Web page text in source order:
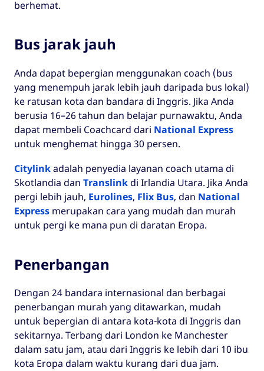
berhemat.
Bus jarak jauh
Anda dapat bepergian menggunakan coach (bus
yang menempuh jarak lebih jauh daripada bus lokal)
ke ratusan kota dan bandara di Inggris. Jika Anda
berusia 16–26 tahun dan belajar purnawaktu, Anda
dapat membeli Coachcard dari National Express
untuk menghemat hingga 30 persen.
Citylinkadalah penyedia layanan coach utama di
Skotlandia dan Translink di Irlandia Utara. Jika Anda
pergi lebih jauh, Eurolines, Flix Bus, dan National
Express merupakan cara yang mudah dan murah
untuk pergi ke mana pun di daratan Eropa.
Penerbangan
Dengan 24 bandara internasional dan berbagai
penerbangan murah yang ditawarkan, mudah
untuk bepergian di antara kota-kota di Inggris dan
sekitarnya. Terbang dari London ke Manchester
dalam satu jam, atau dari Inggris ke lebih dari 10 ibu
kota Eropa dalam waktu kurang dari dua jam.